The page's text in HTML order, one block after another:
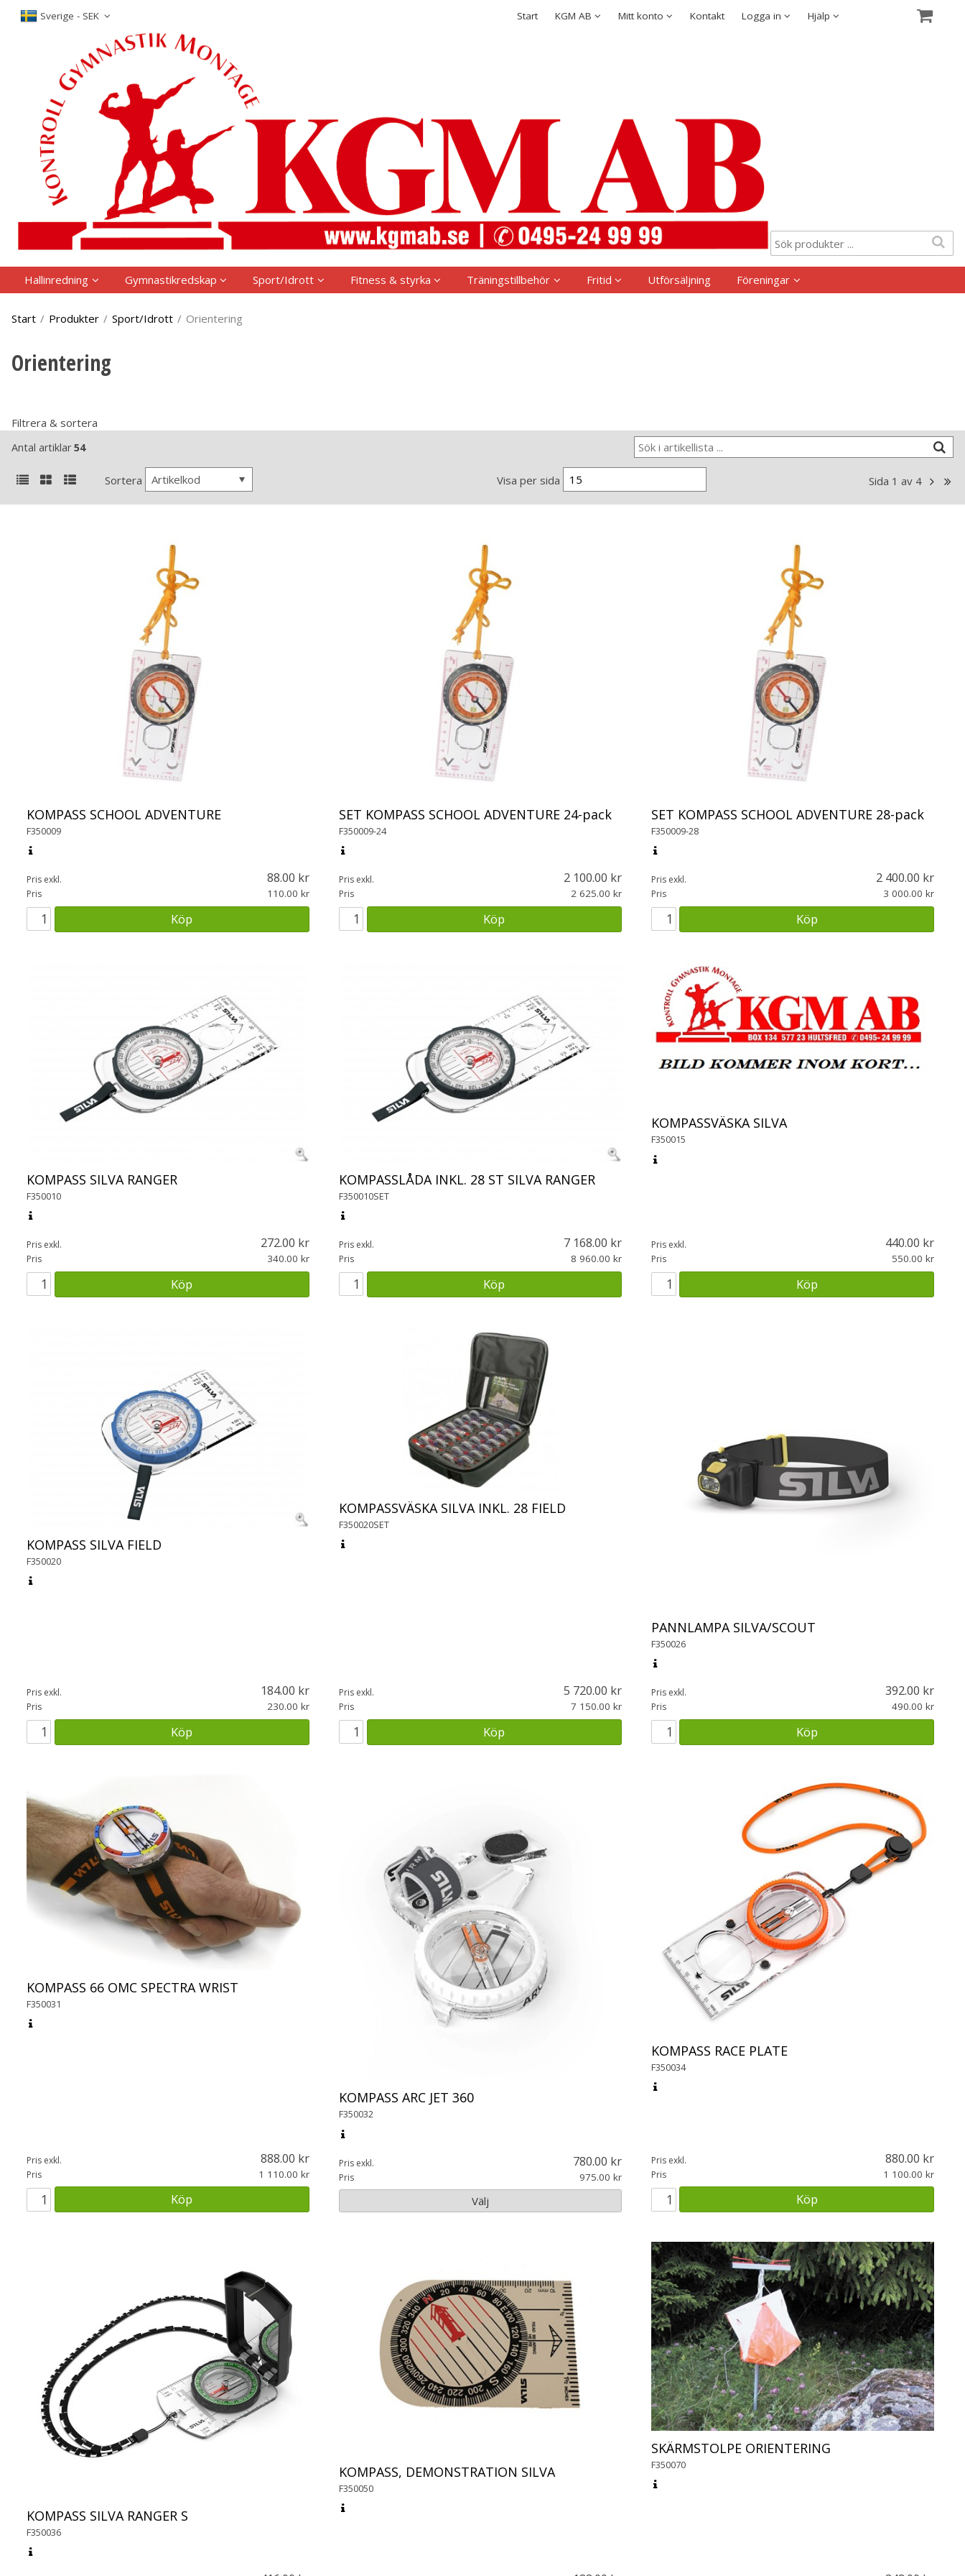
Sverige - SEK Start KGM AB
Integritetspolicy Mitt konto Kontakt Logga in
Kom ihåg mig
Glömt ditt lösenord?
Skapa nytt konto
Hjälp
Säkerhet & Cookies
Hallinredning Gymnastikredskap Sport/Idrott Fitness & styrka Träningstillbehör Fritid Utförsäljning Föreningar
Start / Produkter / Sport/Idrott / Orientering
Orientering
Filtrera & sortera
Antal artiklar54
Sortera Artikelkod Visa per sida 15 Sida 1 av 4
KOMPASS SCHOOL ADVENTURE
F350009
Pris exkl. 88.00
Pris 110.00
Köp
SET KOMPASS SCHOOL ADVENTURE 24-pack
F350009-24
Pris exkl. 2 100.00
Pris 2 625.00
Köp
SET KOMPASS SCHOOL ADVENTURE 28-pack
F350009-28
Pris exkl. 2 400.00
Pris 3 000.00
Köp
KOMPASS SILVA RANGER
F350010
Pris exkl. 272.00
Pris 340.00
Köp
KOMPASSLÅDA INKL. 28 ST SILVA RANGER
F350010SET
Pris exkl. 7 168.00
Pris 8 960.00
Köp
KOMPASSVÄSKA SILVA
F350015
Pris exkl. 440.00
Pris 550.00
Köp
KOMPASS SILVA FIELD
F350020
Pris exkl. 184.00
Pris 230.00
Köp
KOMPASSVÄSKA SILVA INKL. 28 FIELD
F350020SET
Pris exkl. 5 720.00
Pris 7 150.00
Köp
PANNLAMPA SILVA/SCOUT
F350026
Pris exkl. 392.00
Pris 490.00
Köp
KOMPASS 66 OMC SPECTRA WRIST
F350031
Pris exkl. 888.00
Pris 1 110.00
Köp
KOMPASS ARC JET 360
F350032
Pris exkl. 780.00
Pris 975.00
Välj
KOMPASS RACE PLATE
F350034
Pris exkl. 880.00
Pris 1 100.00
Köp
KOMPASS SILVA RANGER S
F350036
KOMPASS, DEMONSTRATION SILVA
F350050
SKÄRMSTOLPE ORIENTERING
F350070